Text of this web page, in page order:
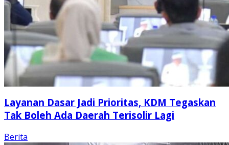
Layanan Dasar Jadi Prioritas, KDM Tegaskan
Tak Boleh Ada Daerah Terisolir Lagi
Berita